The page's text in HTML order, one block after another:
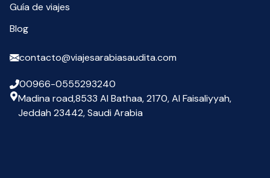
Guía de viajes
Blog
contacto@viajesarabiasaudita.com
00966-0555293240
Madina road,8533 Al Bathaa, 2170, Al Faisaliyyah,
Jeddah 23442, Saudi Arabia